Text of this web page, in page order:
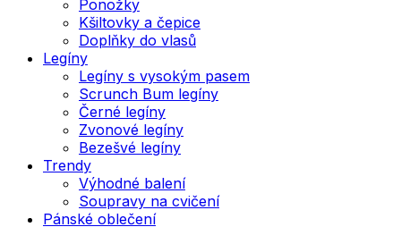
Ponožky
Kšiltovky a čepice
Doplňky do vlasů
Legíny
Legíny s vysokým pasem
Scrunch Bum legíny
Černé legíny
Zvonové legíny
Bezešvé legíny
Trendy
Výhodné balení
Soupravy na cvičení
Pánské oblečení